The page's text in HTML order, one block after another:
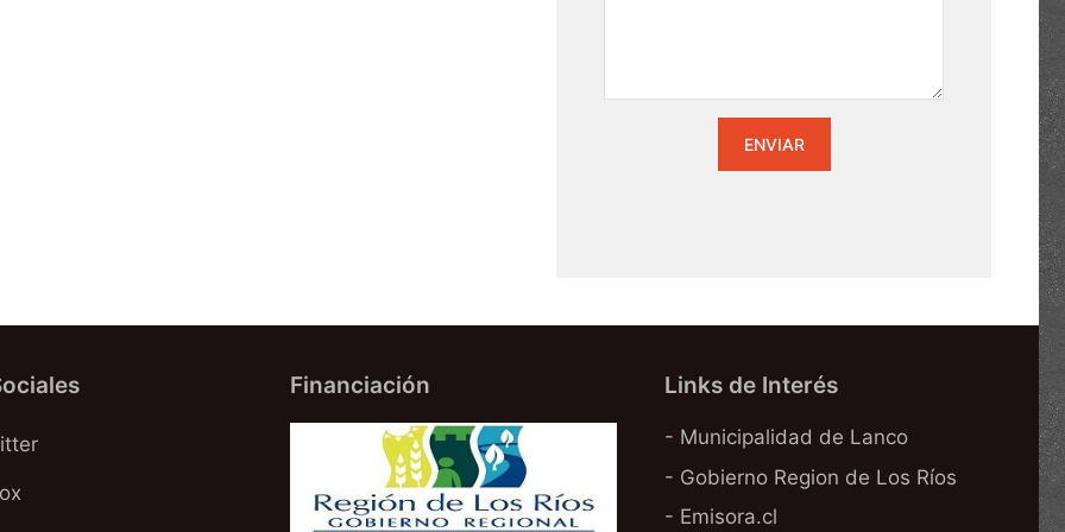
Financiación Links de Interés
- Municipalidad de Lanco
- Gobierno Region de Los Ríos
- Emisora.cl